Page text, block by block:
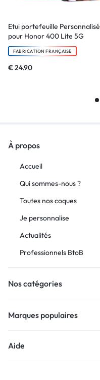
Etui portefeuille Personnalisé
pour Honor 400 Lite 5G
FABRICATION FRANÇAISE
€24.90
À propos
Accueil
Qui sommes-nous ?
Toutes nos coques
Je personnalise
Actualités
Professionnels BtoB
Nos catégories
Marques populaires
Aide